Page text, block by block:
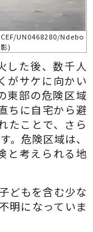
UN0468280/Ndebo
)
した後、数千人
がサケに向かい
東部の危険区域
ちに自宅から避
たことで、さら
。危険区域は、
と考えられる地
どもを含む少な
明になっていま